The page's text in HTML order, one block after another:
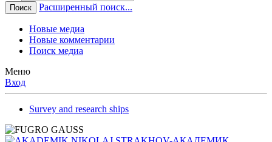
Поиск Расширенный поиск...
Новые медиа
Новые комментарии
Поиск медиа
Меню
Вход
Survey and research ships